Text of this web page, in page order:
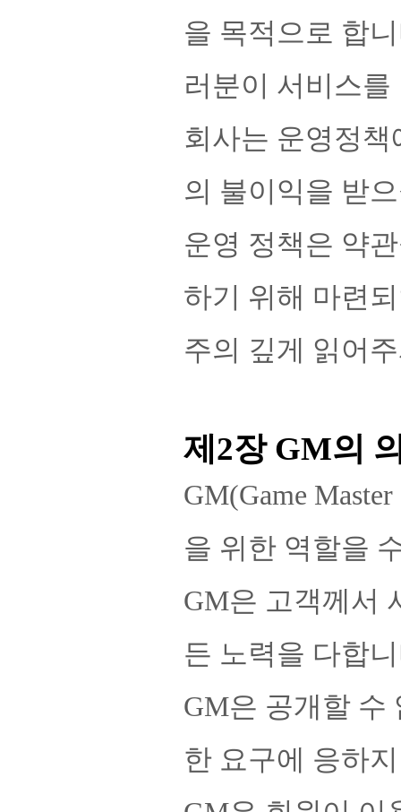
을 목적으로 합
러분이 서비스
회사는 운영정
의 불이익을 받
운영 정책은 약
하기 위해 마련
주의 깊게 읽어
제2장 GM의
GM(Game
을 위한 역할을
GM은 고객께서
든 노력을 다합
GM은 공개할 수
한 요구에 응하